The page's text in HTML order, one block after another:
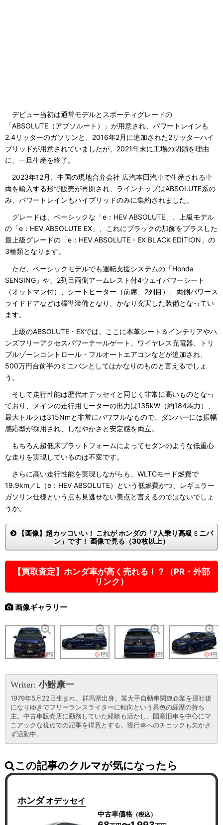
デビュー当初は通常モデルとスポーティグレードの
「ABSOLUTE（アブソルート）」が用意され、パワートレインも
2.4リッターのガソリンと、2016年2月に追加された2リッターハイ
ブリッドが用意されていましたが、2021年末に工場の閉鎖を理由
に、一旦生産を終了。
2023年12月、中国の現地合弁会社 広汽本田汽車で生産される車
両を輸入する形で販売が再開され、ラインナップはABSOLUTE系の
み、パワートレインもハイブリッドのみに集約されました。
グレードは、ベーシックな「e：HEV ABSOLUTE」、上級モデル
の「e：HEV ABSOLUTE EX」、これにブラックの加飾をプラスした
最上級グレードの「e：HEV ABSOLUTE・EX BLACK EDITION」の
3種類となります。
ただ、ベーシックモデルでも運転支援システムの「Honda
SENSING」や、2列目両側アームレスト付4ウェイパワーシート
（オットマン付）、シートヒーター（前席、2列目）、両側パワース
ライドドアなどは標準装備となり、かなり充実した装備となってい
ます。
上級のABSOLUTE・EXでは、ここに本革シート＆インテリアやハ
ンズフリーアクセスパワーテールゲート、ワイヤレス充電器、トリ
プルゾーンコントロール・フルオートエアコンなどが追加され、
500万円台前半のミニバンとしてはかなりのものと言えるでしょ
う。
そして走行性能は歴代オデッセイと同じく非常に高いものとなっ
ており、メインの走行用モーターの出力は135kW（約184馬力）、
最大トルクは315Nmと非常にパワフルなもので、ダンパーには振幅
感応型が採用され、しなやかさと安定感を両立。
もちろん超低床プラットフォームによってセダンのような低重心
な走りを実現しているのは不変です。
さらに高い走行性能を実現しながらも、WLTCモード燃費で
19.9km／L（e：HEV ABSOLUTE）という低燃費かつ、レギュラー
ガソリン仕様という点も見逃せない美点と言えるのではないでしょ
うか。
【画像】超カッコいい！ これが ホンダの「7人乗り高級ミニバ
ン」です！ 画像で見る（30枚以上）
【買取査定】ホンダ車が高く売れる！？（PR・外部
リンク）
画像ギャラリー
Writer: 小鮒康一
1979年5月22日生まれ、群馬県出身。某大手自動車関連企業を退社後
になりゆきでフリーランスライターに転向という異色の経歴の持ち
主。中古車販売店に勤務していた経験も活かし、国産旧車を中心にマ
ニアックな視点での記事を得意とする。現行車へのチェックも欠かさ
ず活動中。
この記事のクルマが気になったら
ホンダオデッセイ
中古車価格（税込）